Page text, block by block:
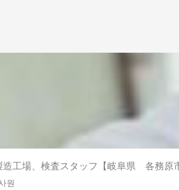
造工場、検査スタッフ【岐阜県 各務原
원